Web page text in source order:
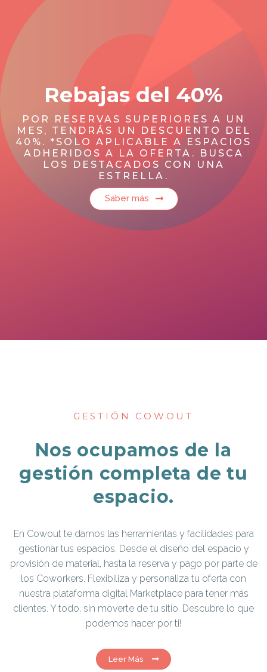
Rebajas del 40%
POR RESERVAS SUPERIORES A UN
MES, TENDRÁS UN DESCUENTO DEL
40%. *SOLO APLICABLE A ESPACIOS
ADHERIDOS A LA OFERTA. BUSCA
LOS DESTACADOS CON UNA
ESTRELLA.
Saber más
GESTIÓN COWOUT
Nos ocupamos de la
gestión completa de tu
espacio.
En Cowout te damos las herramientas y facilidades para
gestionar tus espacios. Desde el diseño del espacio y
provisión de material, hasta la reserva y pago por parte de
los Coworkers. Flexibiliza y personaliza tu oferta con
nuestra plataforma digital Marketplace para tener más
clientes. Y todo, sin moverte de tu sitio. Descubre lo que
podemos hacer por ti!
Leer Más